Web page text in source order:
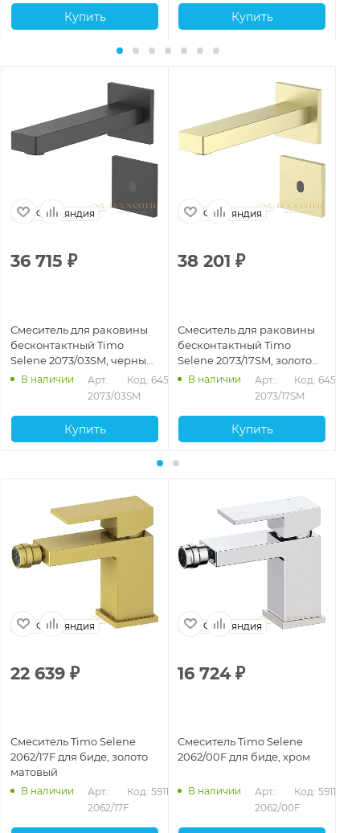
Купить Купить
Финляндия
36 715 ₽
Смеситель для раковины
бесконтактный Timo
Selene 2073/03SM, черный
матовый
В наличии
Арт.:
2073/03SM
Код: 64535
Купить
Финляндия
38 201 ₽
Смеситель для раковины
бесконтактный Timo
Selene 2073/17SM, золото
матовое
В наличии
Арт.:
2073/17SM
Код: 64536
Купить
Финляндия
22 639 ₽
Смеситель Timo Selene
2062/17F для биде, золото
матовый
В наличии
Арт.:
2062/17F
Код: 59118
Финляндия
16 724₽
Смеситель Timo Selene
2062/00F для биде, хром
В наличии
Арт.:
2062/00F
Код: 59116